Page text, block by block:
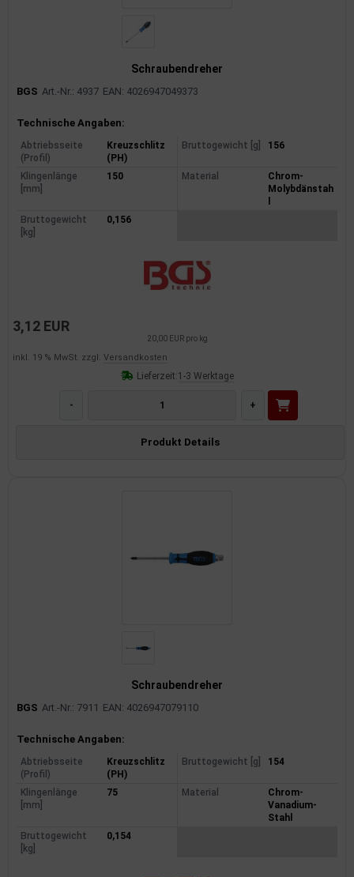
Schraubendreher
BGS Art.-Nr.: 4937 EAN: 4026947049373
Produktinformationen
Technische Angaben:
Abtriebsseite
(Profil)
Kreuzschlitz
(PH)
Bruttogewicht [g] 156
Klingenlänge
[mm]
150 Material
Chrom-
Molybdänstah
Bruttogewicht
[kg]
0,156
3,12 EUR
20,00 EUR pro kg
inkl. 19 % MwSt. zzgl. Versandkosten
Lieferzeit:1-3 Werktage
- +
Produkt Details
Schraubendreher
BGS Art.-Nr.: 7911 EAN: 4026947079110
Produktinformationen
Technische Angaben:
Abtriebsseite
(Profil)
Kreuzschlitz
(PH)
Bruttogewicht [g] 154
Klingenlänge
[mm]
75 Material
Chrom-
Vanadium-
Stahl
Bruttogewicht
[kg]
0,154